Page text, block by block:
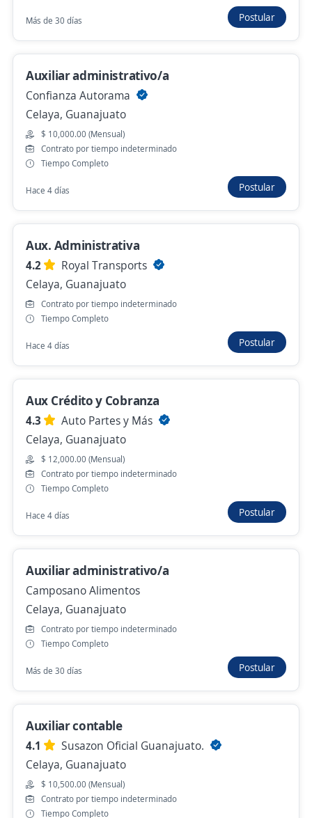
No hay más ofertas de 'auxiliar de cobranza' en
Guanajuato
Mira estas oportunidades de trabajo remoto de 'auxiliar
de cobranza' en todo el país
Empleo destacado
Importante Empresa del Sector Automotriz
Toluca, Estado de México
$ 18,000.00 (Mensual)
Remoto
Hace 13 horas
Ya viste todas las ofertas de "auxiliar de
Auxiliar facturación
Grupo Danone
Irapuato, Guanajuato
$ 13,000.00 (Mensual)
Auxiliar de facturación
RIEKE
San Miguel de Allende, Guanajuato
$ 20,000.00 (Mensual)
Ayer
Nuevas ofertas de empleo
Empleos similares
Más de 30 días Postular
Auxiliar administrativo/a
Confianza Autorama
Celaya, Guanajuato
$ 10,000.00 (Mensual)
Contrato por tiempo indeterminado
Tiempo Completo
Hace 4 días Postular
Aux. Administrativa
4.2
Royal Transports
Celaya, Guanajuato
Contrato por tiempo indeterminado
Tiempo Completo
Hace 4 días Postular
Aux Crédito y Cobranza
4.3
Auto Partes y Más
Celaya, Guanajuato
$ 12,000.00 (Mensual)
Contrato por tiempo indeterminado
Tiempo Completo
Hace 4 días Postular
Auxiliar administrativo/a
Camposano Alimentos
Celaya, Guanajuato
Contrato por tiempo indeterminado
Tiempo Completo
Más de 30 días Postular
Auxiliar contable
4.1
Susazon Oficial Guanajuato.
Celaya, Guanajuato
$ 10,500.00 (Mensual)
Contrato por tiempo indeterminado
Tiempo Completo